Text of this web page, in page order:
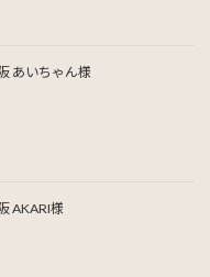
あいちゃん様
AKARI様